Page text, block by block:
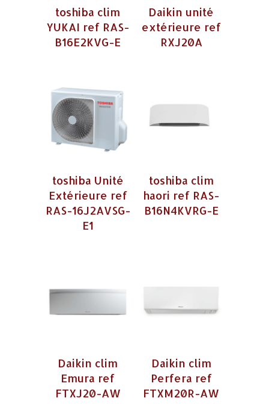
toshiba clim
YUKAI ref RAS-
B16E2KVG-E
Daikin unité
extérieure ref
RXJ20A
toshiba Unité
Extérieure ref
RAS-16J2AVSG-
E1
toshiba clim
haori ref RAS-
B16N4KVRG-E
Daikin clim
Emura ref
FTXJ20-AW
Daikin clim
Perfera ref
FTXM20R-AW